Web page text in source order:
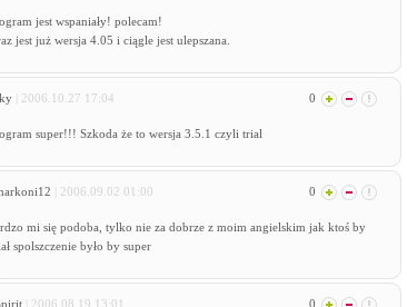
jest wspaniały! polecam!
jest już wersja 4.05 i ciągle jest ulepszana.
| 2006.10.27 17:04 0
super!!! Szkoda że to wersja 3.5.1 czyli trial
| 2006.09.02 01:00 0
mi się podoba, tylko nie za dobrze z moim angielskim jak ktoś by
spolszczenie było by super
| 2006.08.19 13:01 0